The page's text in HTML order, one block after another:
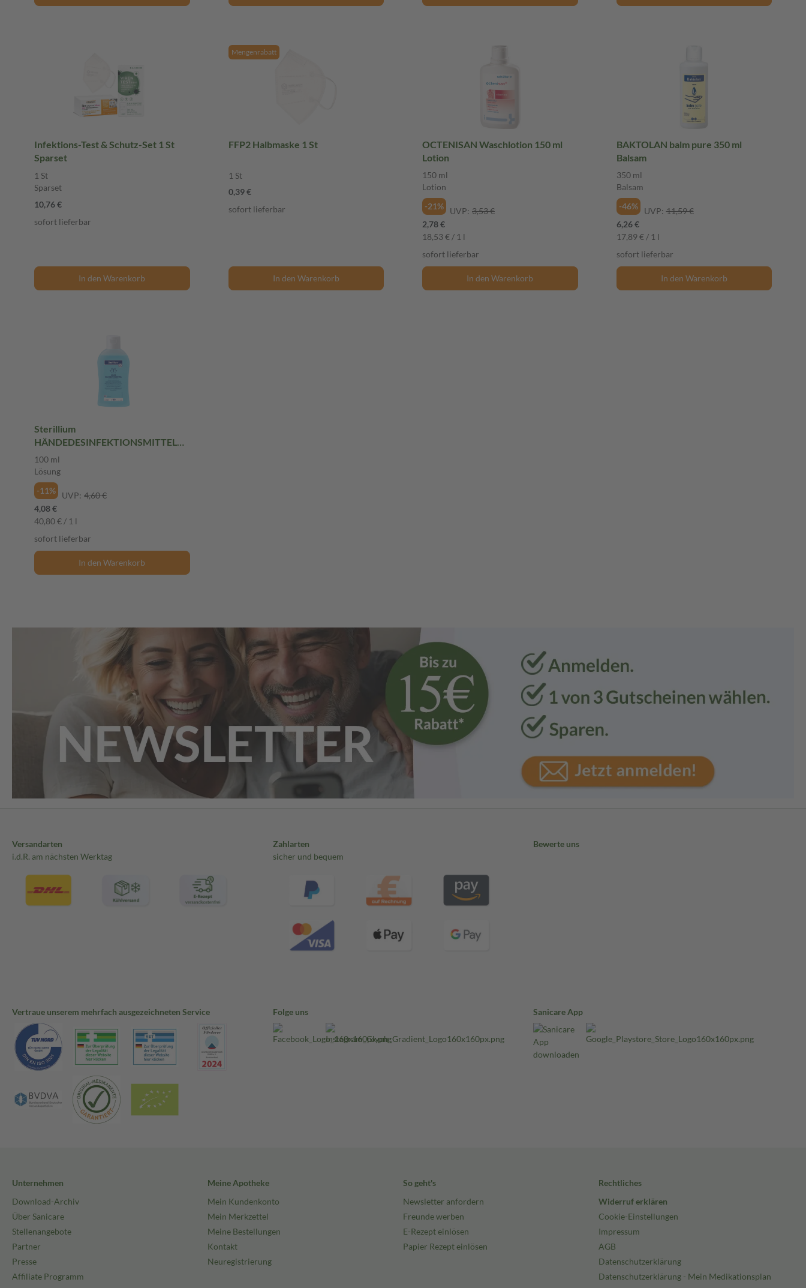
Infektions-Test & Schutz-Set 1 St
Sparset
1 St
Sparset
10,76 €
sofort lieferbar
In den Warenkorb
Mengenrabatt
FFP2 Halbmaske 1 St
1 St
0,39 €
sofort lieferbar
In den Warenkorb
OCTENISAN Waschlotion 150 ml
Lotion
150 ml
Lotion
-21%
UVP: 3,53 €
2,78 €
18,53 € / 1 l
sofort lieferbar
In den Warenkorb
BAKTOLAN balm pure 350 ml
Balsam
350 ml
Balsam
-46%
UVP: 11,59 €
6,26 €
17,89 € / 1 l
sofort lieferbar
In den Warenkorb
Sterillium
HÄNDEDESINFEKTIONSMITTEL
100 ml Lösung
100 ml
Lösung
-11%
UVP: 4,60 €
4,08 €
40,80 € / 1 l
sofort lieferbar
In den Warenkorb
Versandarten
i.d.R. am nächsten Werktag
Zahlarten
sicher und bequem
Bewerte uns
Vertraue unserem mehrfach ausgezeichneten Service Folge uns Sanicare App
Unternehmen
Download-Archiv
Über Sanicare
Stellenangebote
Partner
Presse
Affiliate Programm
Meine Apotheke
Mein Kundenkonto
Mein Merkzettel
Meine Bestellungen
Kontakt
Neuregistrierung
So geht's
Newsletter anfordern
Freunde werben
E-Rezept einlösen
Papier Rezept einlösen
Rechtliches
Widerruf erklären
Cookie-Einstellungen
Impressum
AGB
Datenschutzerklärung
Datenschutzerklärung - Mein Medikationsplan